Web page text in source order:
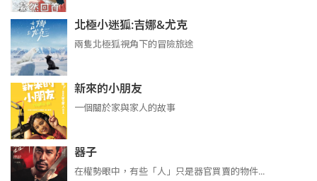
北極小迷狐:吉娜&尤克
兩隻北極狐視角下的冒險旅途
新來的小朋友
一個關於家與家人的故事
器子
在權勢眼中，有些「人」只是器官買賣的物件...